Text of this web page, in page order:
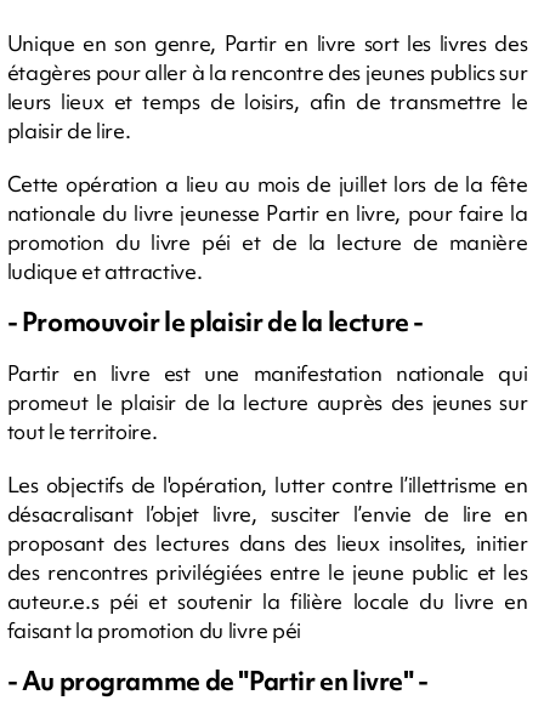
Unique en son genre, Partir en livre sort les livres des
étagères pour aller à la rencontre des jeunes publics sur
leurs lieux et temps de loisirs, afin de transmettre le
plaisir de lire.
Cette opération a lieu au mois de juillet lors de la fête
nationale du livre jeunesse Partir en livre, pour faire la
promotion du livre péi et de la lecture de manière
ludique et attractive.
- Promouvoir le plaisir de la lecture -
Partir en livre est une manifestation nationale qui
promeut le plaisir de la lecture auprès des jeunes sur
tout le territoire.
Les objectifs de l'opération, lutter contre l’illettrisme en
désacralisant l’objet livre, susciter l’envie de lire en
proposant des lectures dans des lieux insolites, initier
des rencontres privilégiées entre le jeune public et les
auteur.e.s péi et soutenir la filière locale du livre en
faisant la promotion du livre péi
- Au programme de "Partir en livre" -